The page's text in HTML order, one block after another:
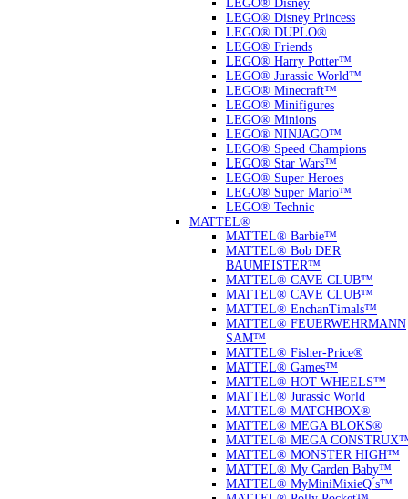
LEGO® Disney
LEGO® Disney Princess
LEGO® DUPLO®
LEGO® Friends
LEGO® Harry Potter™
LEGO® Jurassic World™
LEGO® Minecraft™
LEGO® Minifigures
LEGO® Minions
LEGO® NINJAGO™
LEGO® Speed Champions
LEGO® Star Wars™
LEGO® Super Heroes
LEGO® Super Mario™
LEGO® Technic
MATTEL®
MATTEL® Barbie™
MATTEL® Bob DER
BAUMEISTER™
MATTEL® CAVE CLUB™
MATTEL® CAVE CLUB™
MATTEL® EnchanTimals™
MATTEL® FEUERWEHRMANN
SAM™
MATTEL® Fisher-Price®
MATTEL® Games™
MATTEL® HOT WHEELS™
MATTEL® Jurassic World
MATTEL® MATCHBOX®
MATTEL® MEGA BLOKS®
MATTEL® MEGA
MATTEL® MONSTER HIGH™
MATTEL® My Garden Baby™
MATTEL® MyMiniMixieQ ́s™